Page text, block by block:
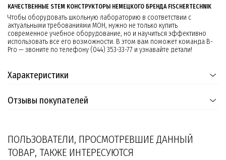
КАЧЕСТВЕННЫЕ STEM КОНСТРУКТОРЫ НЕМЕЦКОГО БРЕНДА FISCHERTECHNIK
Чтобы оборудовать школьную лабораторию в соответствии с
актуальными требованиями МОН, нужно не только купить
современное учебное оборудование, но и научиться эффективно
использовать все его возможности. В этом вам поможет команда B-
Pro — звоните по телефону (044) 353-33-77 и узнавайте детали!
Характеристики
Отзывы покупателей
ПОЛЬЗОВАТЕЛИ, ПРОСМОТРЕВШИЕ ДАННЫЙ
ТОВАР, ТАКЖЕ ИНТЕРЕСУЮТСЯ